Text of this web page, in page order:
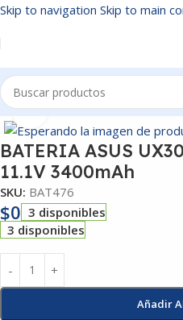
Skip to navigation Skip to main
Inicio/BATERIAS
Click to enlarge
BATERIA ASUS
11.1V 3400mAh
SKU: BAT476
$0 3 disponibles
3 disponibles
Añadir